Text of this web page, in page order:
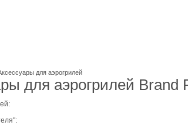
для аэрогрилей
для аэрогрилей Brand